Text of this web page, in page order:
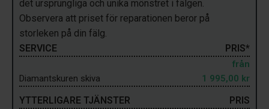
det ursprungliga och unika mönstret i fälgen.
Observera att priset för reparationen beror på
storleken på din fälg.
SERVICE
PRIS*
Diamantskuren skiva
från
1 995,00 kr
YTTERLIGARE TJÄNSTER PRIS